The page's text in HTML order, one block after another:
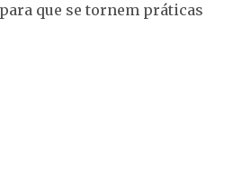
que se tornem práticas